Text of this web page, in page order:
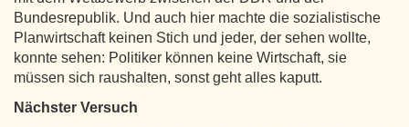
Bundesrepublik. Und auch hier machte die sozialistische
Planwirtschaft keinen Stich und jeder, der sehen wollte,
konnte sehen: Politiker können keine Wirtschaft, sie
müssen sich raushalten, sonst geht alles kaputt.
Nächster Versuch